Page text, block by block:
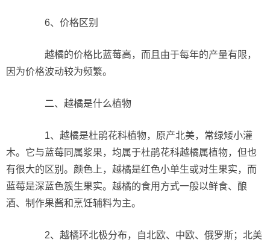
6、价格区别
越橘的价格比蓝莓高，而且由于每年的产量有限，
因为价格波动较为频繁。
二、越橘是什么植物
1、越橘是杜鹃花科植物，原产北美，常绿矮小灌
木。它与蓝莓同属浆果，均属于杜鹃花科越橘属植物，但也
有很大的区别。颜色上，越橘是红色小单生或对生果实，而
蓝莓是深蓝色簇生果实。越橘的食用方式一般以鲜食、酿
酒、制作果酱和烹饪辅料为主。
2、越橘环北极分布，自北欧、中欧、俄罗斯；北美